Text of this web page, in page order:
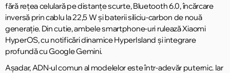
fără rețea celulară pe distanțe scurte, Bluetooth 6.0, încărcare
inversă prin cablu la 22,5 W și baterii siliciu-carbon de nouă
generație. Din cutie, ambele smartphone-uri rulează Xiaomi
HyperOS, cu notificări dinamice HyperIsland și integrare
profundă cu Google Gemini.
Așadar, ADN-ul comun al modelelor este într-adevăr puternic. Iar